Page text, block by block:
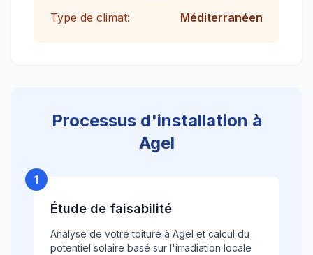
Type de climat:
Méditerranéen
Processus d'installation à
Agel
1
Étude de faisabilité
Analyse de votre toiture à Agel et calcul du
potentiel solaire basé sur l'irradiation locale